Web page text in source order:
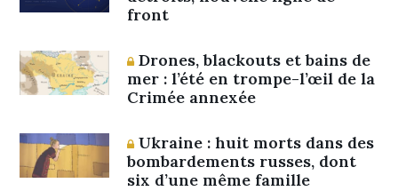
front
Drones, blackouts et bains de
mer : l’été en trompe-l’œil de la
Crimée annexée
Ukraine : huit morts dans des
bombardements russes, dont
six d’une même famille